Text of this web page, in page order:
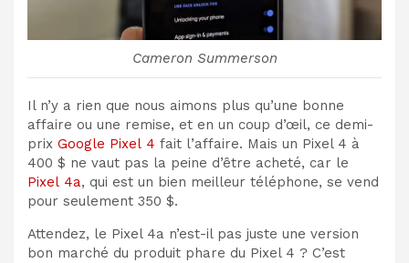
Cameron Summerson
Il n’y a rien que nous aimons plus qu’une bonne
affaire ou une remise, et en un coup d’œil, ce demi-
prix Google Pixel 4 fait l’affaire. Mais un Pixel 4 à
400 $ ne vaut pas la peine d’être acheté, car le
Pixel 4a, qui est un bien meilleur téléphone, se vend
pour seulement 350 $.
Attendez, le Pixel 4a n’est-il pas juste une version
bon marché du produit phare du Pixel 4 ? C’est